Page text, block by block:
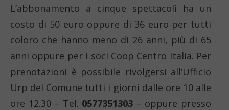
L’abbonamento a cinque spettacoli ha un
costo di 50 euro oppure di 36 euro per tutti
coloro che hanno meno di 26 anni, più di 65
anni oppure per i soci Coop Centro Italia. Per
prenotazioni è possibile rivolgersi all’Ufficio
Urp del Comune tutti i giorni dalle ore 10 alle
ore 12.30 – Tel. 0577351303 – oppure presso